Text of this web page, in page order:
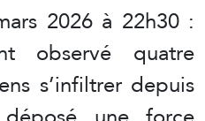
2026 à 22h30 :
observé quatre
s’infiltrer depuis